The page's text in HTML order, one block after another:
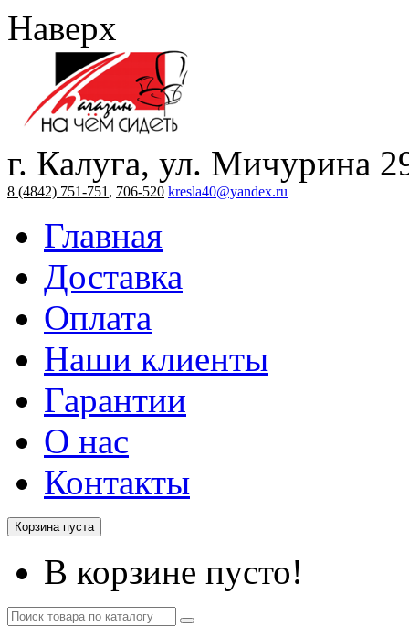
Наверх
г. Калуга, ул. Мичурина
8 (4842) 751-751 , 706-520 kresla40@yandex.ru
Главная
Доставка
Оплата
Наши клиенты
Гарантии
О нас
Контакты
Корзина пуста
В корзине пусто!